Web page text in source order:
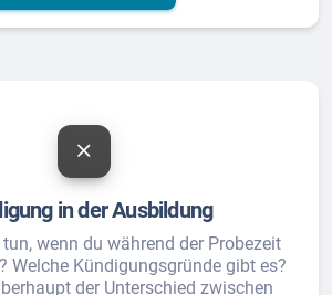
in der Ausbildung
wenn du während der Probezeit
Welche Kündigungsgründe gibt es?
der Unterschied zwischen